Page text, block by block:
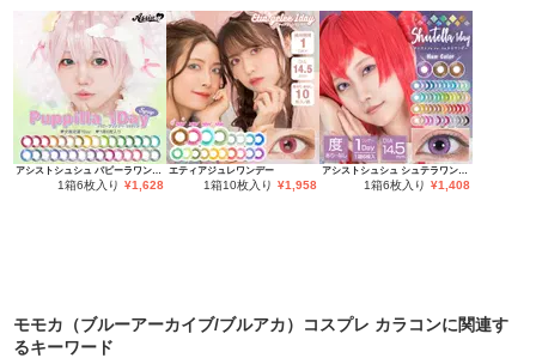
アシストシュシュ パピーラワンデー
1箱6枚入り ¥1,628
エティアジュレワンデー
1箱10枚入り ¥1,958
アシストシュシュ シュテラワンデー
1箱6枚入り ¥1,408
モモカ（ブルーアーカイブ/ブルアカ）コスプレ カラコンに関連す
るキーワード